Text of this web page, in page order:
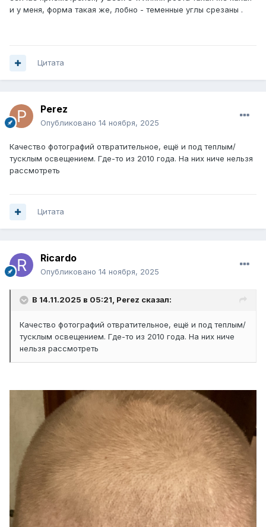
и у меня, форма такая же, лобно - теменные углы срезаны .
Цитата
Perez
Опубликовано 14 ноября, 2025
Качество фотографий отвратительное, ещё и под теплым/
тусклым освещением. Где-то из 2010 года. На них ниче нельзя
рассмотреть
Цитата
Ricardo
Опубликовано 14 ноября, 2025
В 14.11.2025 в 05:21, Perez сказал:
Качество фотографий отвратительное, ещё и под теплым/
тусклым освещением. Где-то из 2010 года. На них ниче
нельзя рассмотреть